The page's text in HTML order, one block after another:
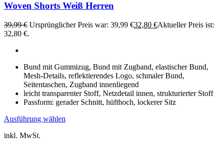
Woven Shorts Weiß Herren
39,99€ Ursprünglicher Preis war: 39,99 €32,80 €Aktueller Preis ist:
32,80 €.
Bund mit Gummizug, Bund mit Zugband, elastischer Bund,
Mesh-Details, reflektierendes Logo, schmaler Bund,
Seitentaschen, Zugband innenliegend
leicht transparenter Stoff, Netzdetail innen, strukturierter Stoff
Passform: gerader Schnitt, hüfthoch, lockerer Sitz
Ausführung wählen
inkl. MwSt.